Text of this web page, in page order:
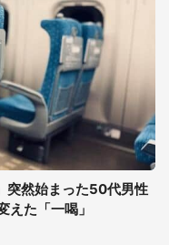
突然始まった50代男性
えた「一喝」